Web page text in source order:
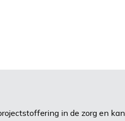
in de zorg en kan